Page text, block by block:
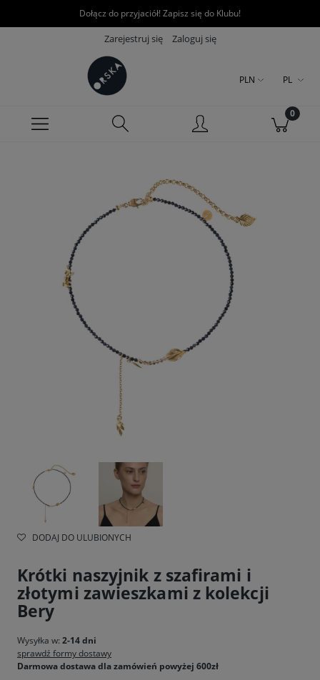
Dołącz do przyjaciół! Zapisz się do Klubu!
Zarejestruj się Zaloguj się
PLN PL
DODAJ DO ULUBIONYCH
Krótki naszyjnik z szafirami i
złotymi zawieszkami z kolekcji
Bery
Wysyłka w: 2-14 dni
sprawdź formy dostawy
Darmowa dostawa dla zamówień powyżej 600zł